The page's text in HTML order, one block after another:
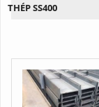
THÉP SS400